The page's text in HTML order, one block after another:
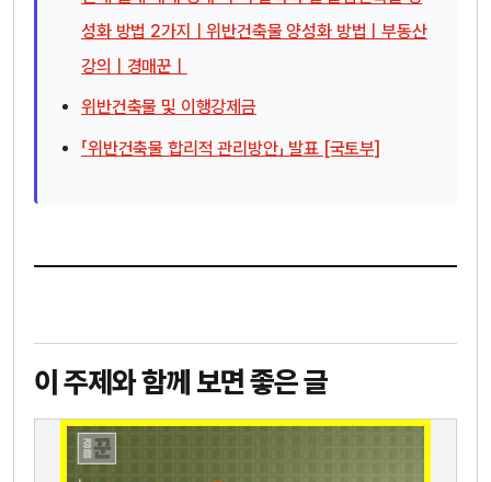
성화 방법 2가지ㅣ위반건축물 양성화 방법ㅣ부동산
강의ㅣ경매꾼ㅣ
위반건축물 및 이행강제금
「위반건축물 합리적 관리방안」 발표 [국토부]
이 주제와 함께 보면 좋은 글